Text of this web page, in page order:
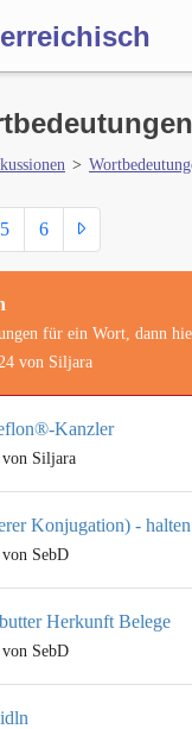
>
5 6
für ein Wort, dann
von Siljara
Kanzler
Siljara
Konjugation) -
SebD
Herkunft Belege
SebD